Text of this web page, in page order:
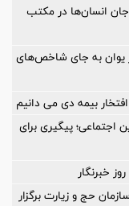
انسان‌ها در مکتب
یوان به جای شاخص‌های
بیمه دی می دانیم
اجتماعی؛ پیگیری برای
خبرنگار
حج و زیارت برگزار